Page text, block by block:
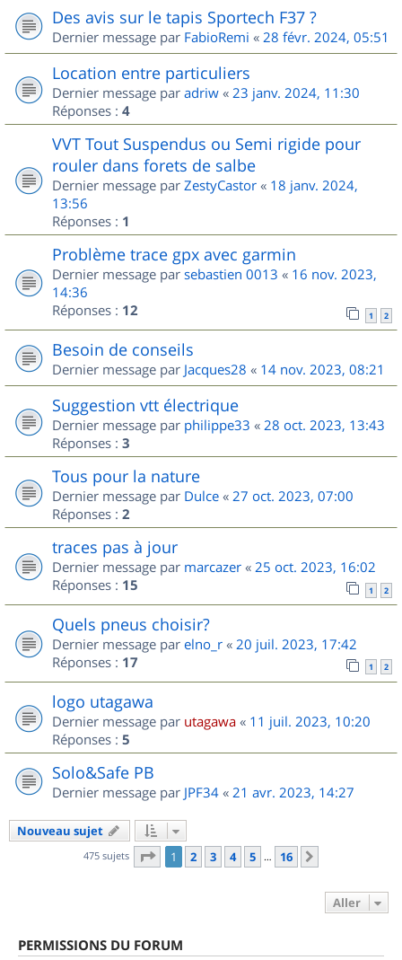
Des avis sur le tapis Sportech F37 ?
Dernier message par FabioRemi « 28 févr. 2024, 05:51
Location entre particuliers
Dernier message par adriw « 23 janv. 2024, 11:30
Réponses : 4
VVT Tout Suspendus ou Semi rigide pour
rouler dans forets de salbe
Dernier message par ZestyCastor « 18 janv. 2024,
13:56
Réponses : 1
Problème trace gpx avec garmin
Dernier message par sebastien 0013 « 16 nov. 2023,
14:36
Réponses : 12 1 2
Besoin de conseils
Dernier message par Jacques28 « 14 nov. 2023, 08:21
Suggestion vtt électrique
Dernier message par philippe33 « 28 oct. 2023, 13:43
Réponses : 3
Tous pour la nature
Dernier message par Dulce « 27 oct. 2023, 07:00
Réponses : 2
traces pas à jour
Dernier message par marcazer « 25 oct. 2023, 16:02
Réponses : 15 1 2
Quels pneus choisir?
Dernier message par elno_r « 20 juil. 2023, 17:42
Réponses : 17 1 2
logo utagawa
Dernier message par utagawa « 11 juil. 2023, 10:20
Réponses : 5
Solo&Safe PB
Dernier message par JPF34 « 21 avr. 2023, 14:27
Nouveau sujet
475 sujets Page 1sur
1 2 3 4 5 … 16
Aller
PERMISSIONS DU FORUM